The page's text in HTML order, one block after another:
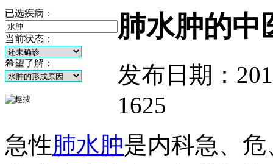
已选疾病：
当前状态：
希望了解：
肺水肿的中
发布日期：
1625
急性肺水肿是内科急、